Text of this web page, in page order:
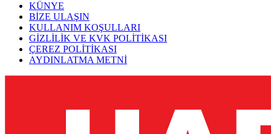
KÜNYE
BİZE ULAŞIN
KULLANIM KOŞULLARI
GİZLİLİK VE KVK POLİTİKASI
ÇEREZ POLİTİKASI
AYDINLATMA METNİ